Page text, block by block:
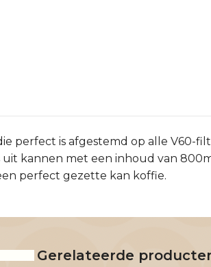
perfect is afgestemd op alle V60-
kannen met een inhoud van
perfect gezette kan koffie.
Gerelateerde